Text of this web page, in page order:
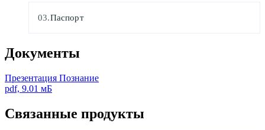
Паспорт
Документы
Презентация Познание
pdf, 9.01 мБ
Связанные продукты